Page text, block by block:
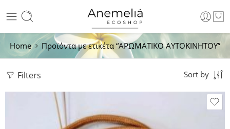
Home Προϊόντα με ετικέτα “ΑΡΩΜΑΤΙΚΟ ΑΥΤΟΚΙΝΗΤΟΥ”
Filters Sort by